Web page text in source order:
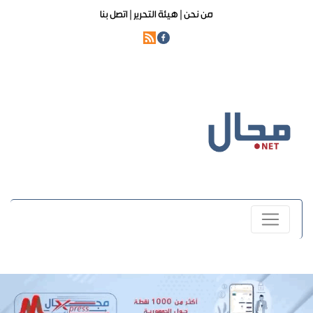
من نحن | هيئة التحرير | اتصل بنا